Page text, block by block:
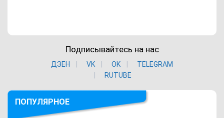
Подписывайтесь на нас
ДЗЕН VK ОK
TELEGRAM
RUTUBE
ПОПУЛЯРНОЕ